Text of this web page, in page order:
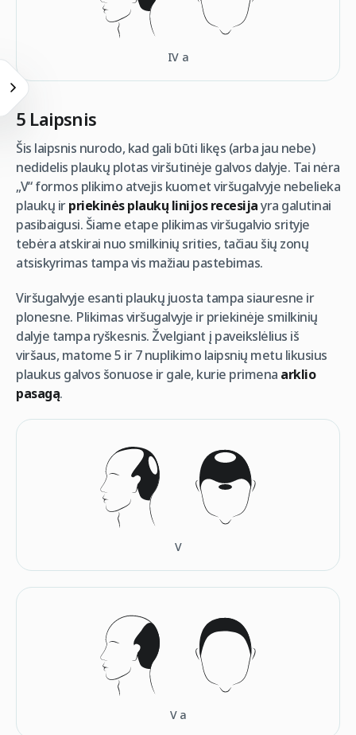
IV а
5 Laipsnis
Šis laipsnis nurodo, kad gali būti likęs (arba jau nebe)
nedidelis plaukų plotas viršutinėje galvos dalyje. Tai nėra
„V“ formos plikimo atvejis kuomet viršugalvyje nebelieka
plaukų irpriekinės plaukų linijos recesijayra galutinai
pasibaigusi. Šiame etape plikimas viršugalvio srityje
tebėra atskirai nuo smilkinių srities, tačiau šių zonų
atsiskyrimas tampa vis mažiau pastebimas.
Viršugalvyje esanti plaukų juosta tampa siauresne ir
plonesne. Plikimas viršugalvyje ir priekinėje smilkinių
dalyje tampa ryškesnis. Žvelgiant į paveikslėlius iš
viršaus, matome 5 ir 7 nuplikimo laipsnių metu likusius
plaukus galvos šonuose ir gale, kurie primena arklio
pasagą.
V
V а